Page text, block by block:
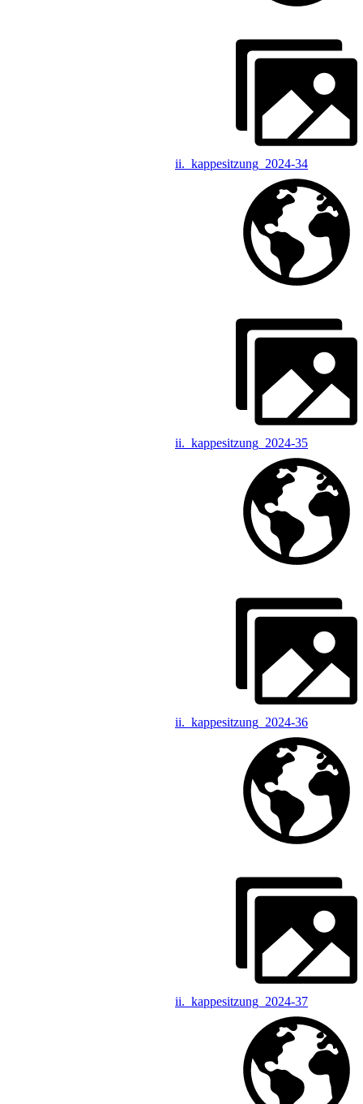
ii._kappesitzung_2024-34
ii._kappesitzung_2024-35
ii._kappesitzung_2024-36
ii._kappesitzung_2024-37